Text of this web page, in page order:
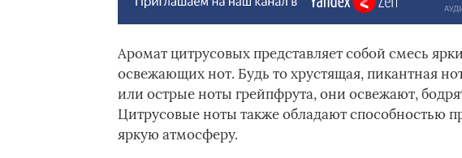
Аромат цитрусовых представляет собой смесь
освежающих нот. Будь то хрустящая, пикантная
или острые ноты грейпфрута, они освежают,
Цитрусовые ноты также обладают способностью
яркую атмосферу.